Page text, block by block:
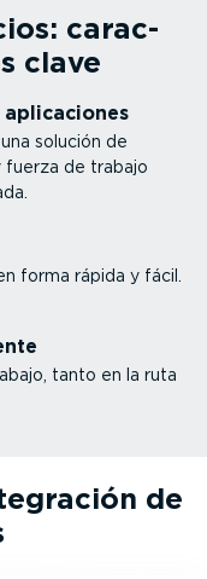
carac­
clave
solución de
fuerza de trabajo
forma rápida y fácil.
tanto en la ruta
de